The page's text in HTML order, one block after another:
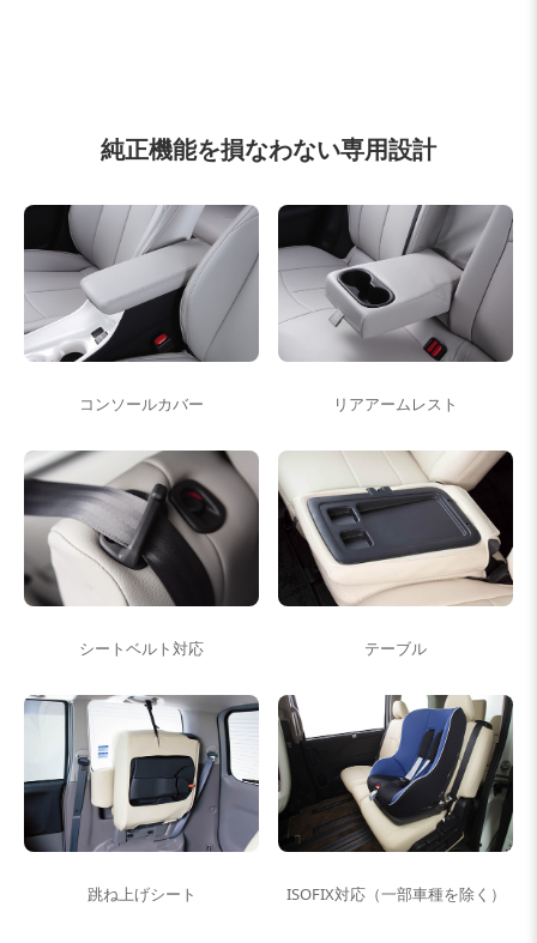
純正機能を損なわない専用設計
コンソールカバー リアアームレスト
シートベルト対応 テーブル
跳ね上げシート ISOFIX対応（一部車種を除く）